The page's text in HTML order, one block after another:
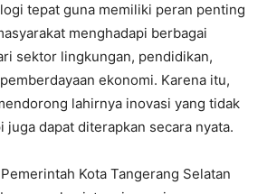
tepat guna memiliki peran penting
menghadapi berbagai
sektor lingkungan, pendidikan,
ekonomi. Karena itu,
lahirnya inovasi yang tidak
juga dapat diterapkan secara nyata.
Kota Tangerang Selatan